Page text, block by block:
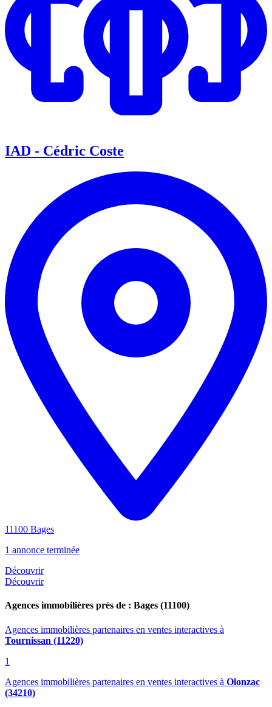
IAD - Cédric Coste
11100 Bages
1 annonce terminée
Découvrir
Découvrir
Agences immobilières près de : Bages (11100)
Agences immobilières partenaires en ventes interactives à
Tournissan (11220)
1
Agences immobilières partenaires en ventes interactives à Olonzac
(34210)